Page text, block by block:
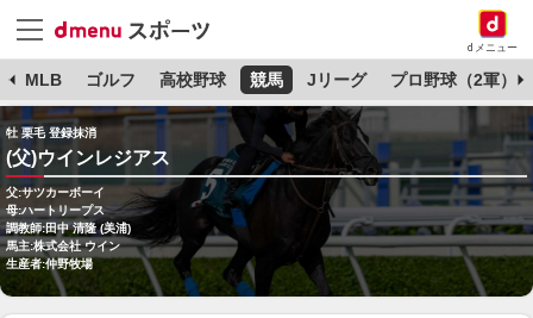
dメニュー
MLB ゴルフ 高校野球 競馬 Jリーグ プロ野球（2軍）
牡 栗毛 登録抹消
(父)ウインレジアス
父:サツカーボーイ
母:ハートリープス
調教師:田中 清隆 (美浦)
馬主:株式会社 ウイン
生産者:仲野牧場